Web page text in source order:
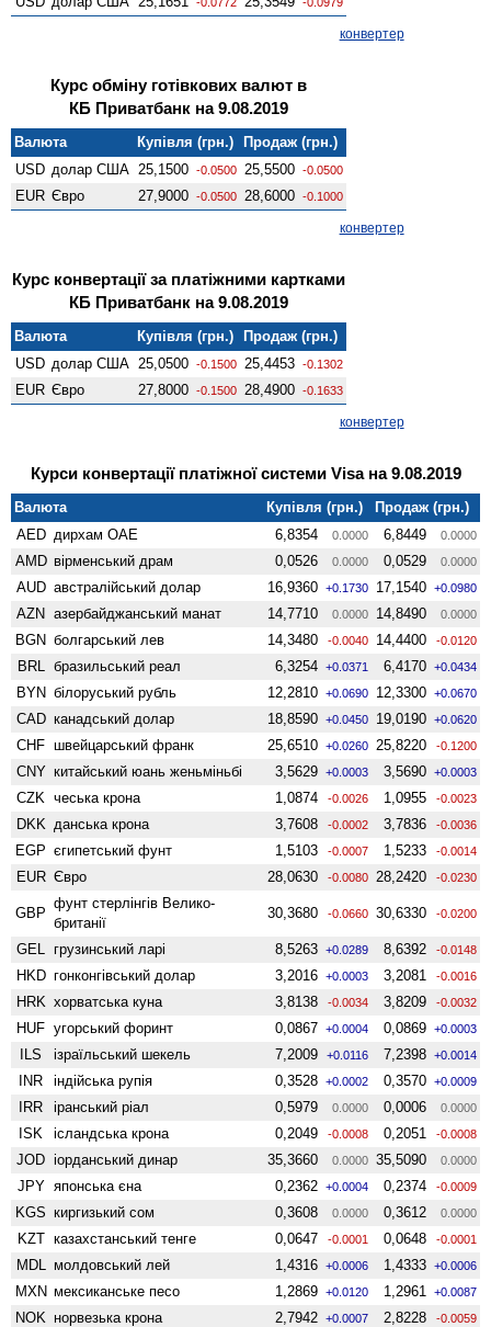
конвертер
Курс обміну готівкових валют в
КБ Приватбанк на 9.08.2019
Валюта Купівля (грн.)
Продаж (грн.)
USD долар США 25,1500 -0.0500 25,5500 -0.0500
EUR Євро 27,9000 -0.0500 28,6000 -0.1000
конвертер
Курс конвертації за платіжними картками
КБ Приватбанк на 9.08.2019
Валюта Купівля (грн.)
Продаж (грн.)
USD долар США 25,0500 -0.1500 25,4453 -0.1302
EUR Євро 27,8000 -0.1500 28,4900 -0.1633
конвертер
Курси конвертації платіжної системи Visa на 9.08.2019
Валюта Купівля (грн.)
Продаж (грн.)
AED дирхам ОАЕ 6,8354 0.0000 6,8449 0.0000
AMD вiрменський драм 0,0526 0.0000 0,0529 0.0000
AUD австралійський долар 16,9360 +0.1730 17,1540 +0.0980
AZN азербайджанський манат 14,7710 0.0000 14,8490 0.0000
BGN болгарський лев 14,3480 -0.0040 14,4400 -0.0120
BRL бразильський реал 6,3254 +0.0371 6,4170 +0.0434
BYN білоруський рубль 12,2810 +0.0690 12,3300 +0.0670
CAD канадський долар 18,8590 +0.0450 19,0190 +0.0620
CHF швейцарський франк 25,6510 +0.0260 25,8220 -0.1200
CNY китайський юань женьмiньбi 3,5629 +0.0003 3,5690 +0.0003
CZK чеська крона 1,0874 -0.0026 1,0955 -0.0023
DKK данська крона 3,7608 -0.0002 3,7836 -0.0036
EGP єгипетський фунт 1,5103 -0.0007 1,5233 -0.0014
EUR Євро 28,0630 -0.0080 28,2420 -0.0230
GBP
фунт стерлінгів Велико­
британії
30,3680 -0.0660 30,6330 -0.0200
GEL грузинський ларі 8,5263 +0.0289 8,6392 -0.0148
HKD гонконгівський долар 3,2016 +0.0003 3,2081 -0.0016
HRK хорватська куна 3,8138 -0.0034 3,8209 -0.0032
HUF угорський форинт 0,0867 +0.0004 0,0869 +0.0003
ILS ізраїльський шекель 7,2009 +0.0116 7,2398 +0.0014
INR індійська рупія 0,3528 +0.0002 0,3570 +0.0009
IRR іранський ріал 0,5979 0.0000 0,0006 0.0000
ISK ісландська крона 0,2049 -0.0008 0,2051 -0.0008
JOD іорданський динар 35,3660 0.0000 35,5090 0.0000
JPY японська єна 0,2362 +0.0004 0,2374 -0.0009
KGS киргизький сом 0,3608 0.0000 0,3612 0.0000
KZT казахстанський тенге 0,0647 -0.0001 0,0648 -0.0001
MDL молдовський лей 1,4316 +0.0006 1,4333 +0.0006
MXN мексиканське песо 1,2869 +0.0120 1,2961 +0.0087
NOK норвезька крона 2,7942 +0.0007 2,8228 -0.0059